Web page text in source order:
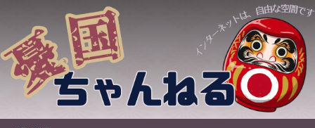
content